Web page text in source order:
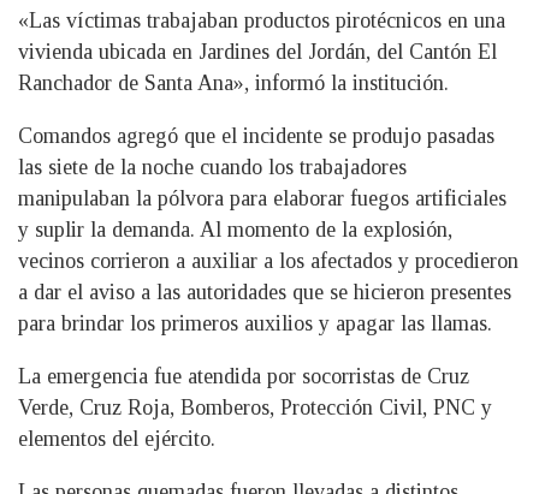
«Las víctimas trabajaban productos pirotécnicos en una
vivienda ubicada en Jardines del Jordán, del Cantón El
Ranchador de Santa Ana», informó la institución.
Comandos agregó que el incidente se produjo pasadas
las siete de la noche cuando los trabajadores
manipulaban la pólvora para elaborar fuegos artificiales
y suplir la demanda. Al momento de la explosión,
vecinos corrieron a auxiliar a los afectados y procedieron
a dar el aviso a las autoridades que se hicieron presentes
para brindar los primeros auxilios y apagar las llamas.
La emergencia fue atendida por socorristas de Cruz
Verde, Cruz Roja, Bomberos, Protección Civil, PNC y
elementos del ejército.